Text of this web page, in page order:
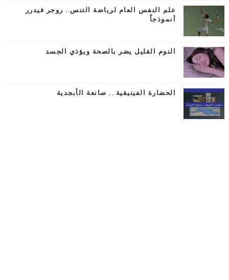
علم النفس العام لرياضة التنس.. روجر فيدرر
أنموذجاً
النوم القليل يضر بالصحة ويؤذي الجسد
الحضارة الفينيقية .. صانعة الأبجدية